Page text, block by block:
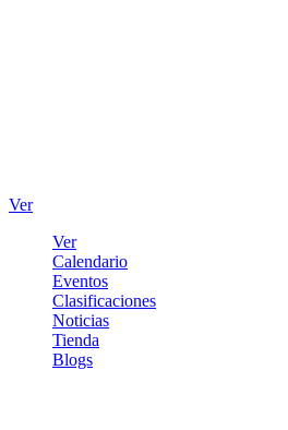
Ver
Ver
Calendario
Eventos
Clasificaciones
Noticias
Tienda
Blogs